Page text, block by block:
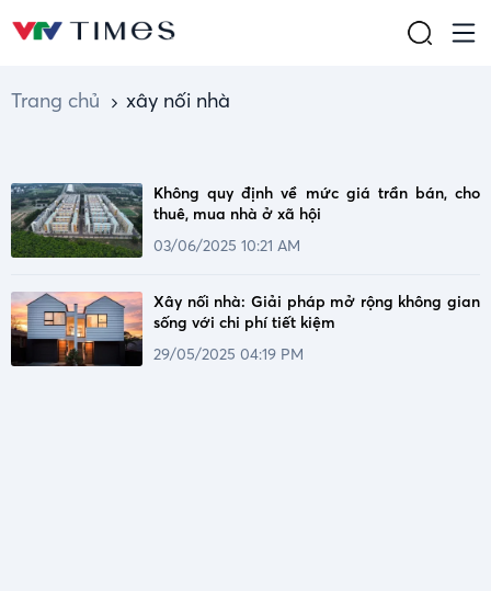
Trang chủ xây nối nhà
Không quy định về mức giá trần bán, cho
thuê, mua nhà ở xã hội
03/06/2025 10:21 AM
Xây nối nhà: Giải pháp mở rộng không gian
sống với chi phí tiết kiệm
29/05/2025 04:19 PM